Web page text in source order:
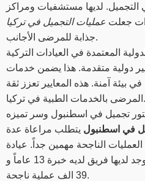
التجميل. لديها مستشفيات ومراكز
جعلت عمليات التجميل في تركيا
جذابة للمرضى الأجانب.
المعتمدة في العيادات التركية
دولية متقدمة. هذا يضمن خدمات
في بيئة آمنة. هذه المعايير تعزز ثقة
المرضى بالخدمات الطبية في تركيا.
تجميل في اسطنبول وسر تميزه
في اسطنبول يتطلب مراعاة عدة
الناجحة مهمين جداً. عيادة
فينوس تقدم خياراً رائعاً، حيث يوجد لديها فريق لديه خبرة 13 عاماً و
39 الف عملية ناجحة.